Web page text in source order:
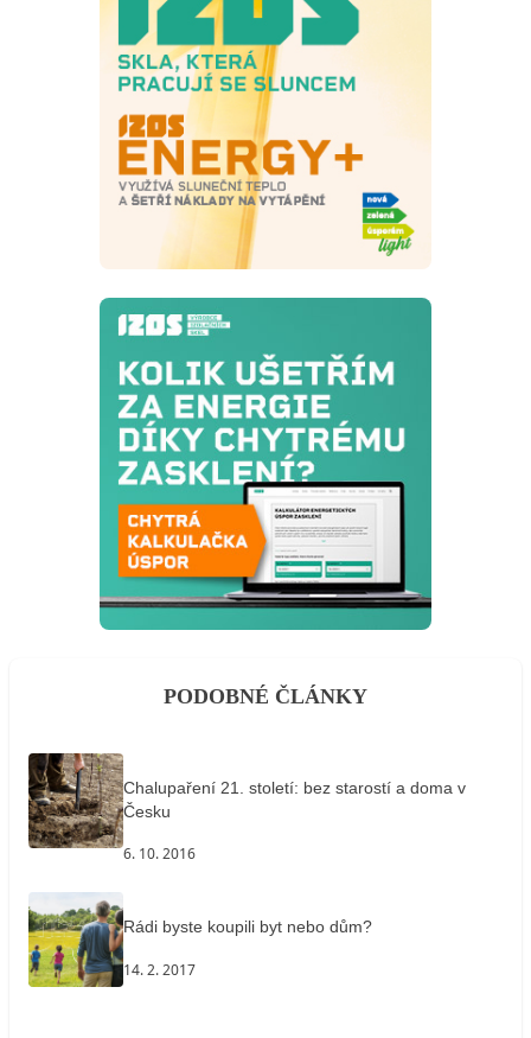
PODOBNÉ ČLÁNKY
Chalupaření 21. století: bez starostí a doma v
Česku
6. 10. 2016
Rádi byste koupili byt nebo dům?
14. 2. 2017